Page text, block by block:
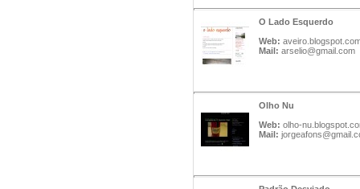
O Lado Esquerdo
Web:
Mail: arselio@gmail.com
Olho Nu
Web: olho-
Mail: